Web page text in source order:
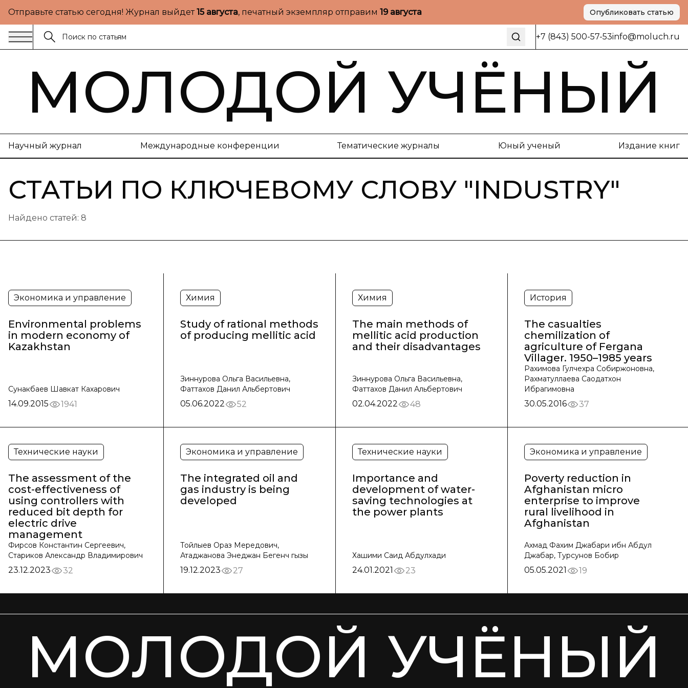
Отправьте статью сегодня! Журнал выйдет15 августа, печатный экземпляр отправим 19 августа Опубликовать статью
+7 (843) 500-57-53info@moluch.ru
МОЛОДОЙ УЧЁНЫЙ
Научный журнал Международные конференции Тематические журналы Юный ученый Издание книг
СТАТЬИ ПО КЛЮЧЕВОМУ СЛОВУ "INDUSTRY"
Найдено статей: 8
Экономика и управление
Environmental problems
in modern economy of
Kazakhstan
Сунакбаев Шавкат Кахарович
14.09.2015 1941
Химия
Study of rational methods
of producing mellitic acid
Зиннурова Ольга Васильевна,
Фаттахов Данил Альбертович
05.06.2022 52
Химия
The main methods of
mellitic acid production
and their disadvantages
Зиннурова Ольга Васильевна,
Фаттахов Данил Альбертович
02.04.2022 48
История
The casualties
chemilization of
agriculture of Fergana
Villager. 1950–1985 years
Рахимова Гулчехра Собиржоновна,
Рахматуллаева Саодатхон
Ибрагимовна
30.05.2016 37
Технические науки
The assessment of the
cost-effectiveness of
using controllers with
reduced bit depth for
electric drive
management
Фирсов Константин Сергеевич,
Стариков Александр Владимирович
23.12.2023 32
Экономика и управление
The integrated oil and
gas industry is being
developed
Тойлыев Ораз Мередович,
Атаджанова Энеджан Бегенч гызы
19.12.2023 27
Технические науки
Importance and
development of water-
saving technologies at
the power plants
Хашими Саид Абдулхади
24.01.2021 23
Экономика и управление
Poverty reduction in
Afghanistan micro
enterprise to improve
rural livelihood in
Afghanistan
Ахмад Фахим Джабари ибн Абдул
Джабар, Турсунов Бобир
05.05.2021 19
МОЛОДОЙ УЧЁНЫЙ